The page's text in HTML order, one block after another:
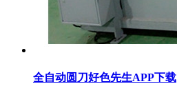
全自动圆刀好色先生APP下载